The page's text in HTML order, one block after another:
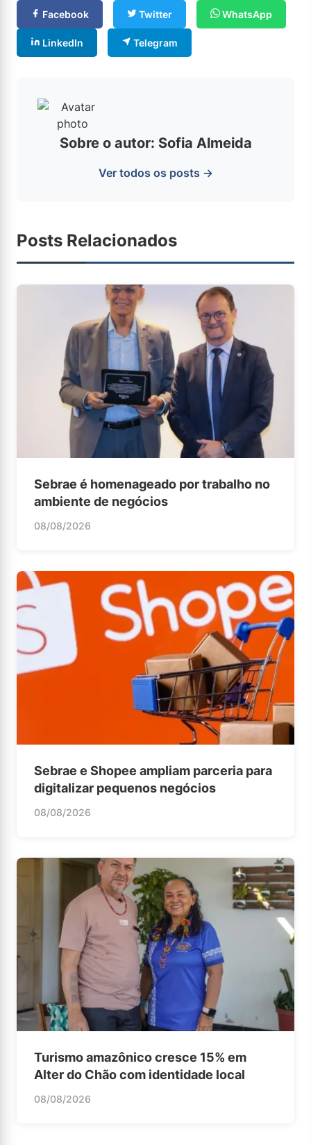
Facebook Twitter WhatsApp
LinkedIn Telegram
Sobre o autor: Sofia Almeida
Ver todos os posts →
Posts Relacionados
Sebrae é homenageado por trabalho no
ambiente de negócios
08/08/2026
Sebrae e Shopee ampliam parceria para
digitalizar pequenos negócios
08/08/2026
Turismo amazônico cresce 15% em
Alter do Chão com identidade local
08/08/2026